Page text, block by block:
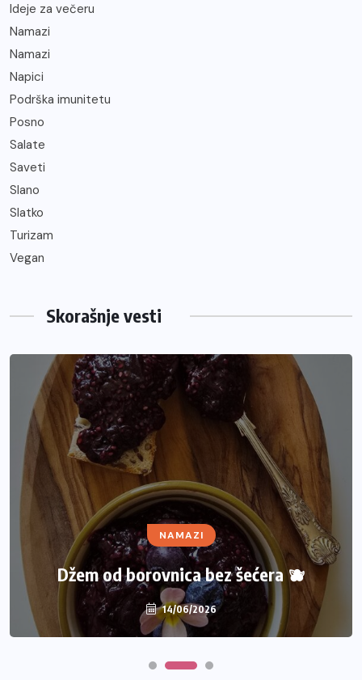
Ideje za večeru
Namazi
Namazi
Napici
Podrška imunitetu
Posno
Salate
Saveti
Slano
Slatko
Turizam
Vegan
Skorašnje vesti
NAMAZI
Džem od borovnica bez šećera 🫐
14/06/2026